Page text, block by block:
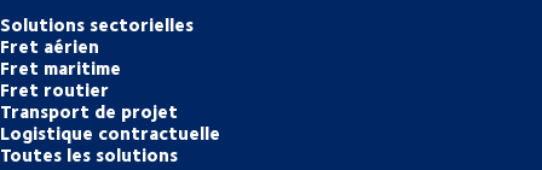
Solutions sectorielles
Fret aérien
Fret maritime
Fret routier
Transport de projet
Logistique contractuelle
Toutes les solutions